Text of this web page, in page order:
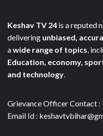
Keshav TV 24 is a reputed
delivering unbiased,
awide range of topics,
Education, economy,
and technology.
Grievance Officer Contact
Email Id :